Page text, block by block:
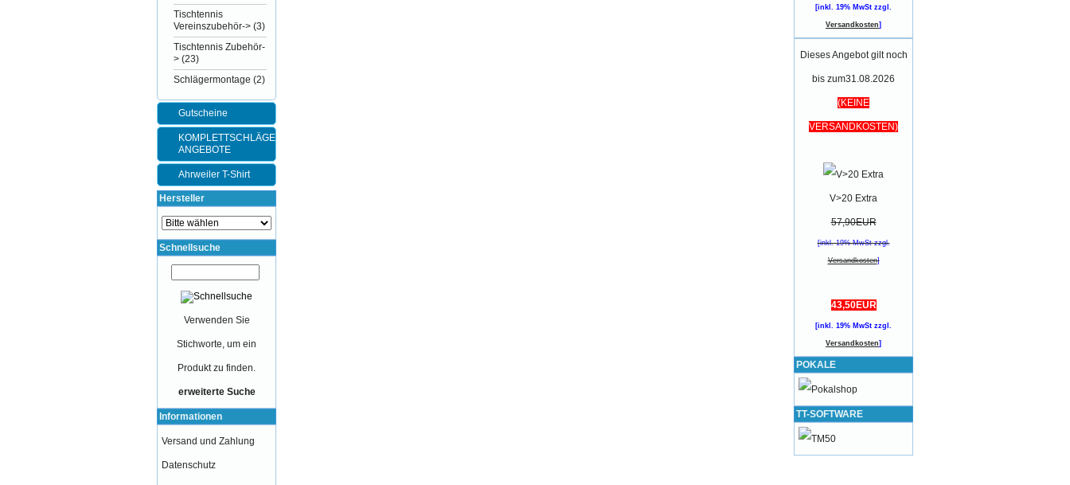
Tischtennis
Vereinszubehör-> (3)
Tischtennis Zubehör-
> (23)
Schlägermontage (2)
Gutscheine
KOMPLETTSCHLÄGER-
ANGEBOTE
Ahrweiler T-Shirt
Hersteller
Schnellsuche
Verwenden Sie
Stichworte, um ein
Produkt zu finden.
erweiterte Suche
Informationen
Versand und Zahlung
Datenschutz
[inkl. 19% MwSt zzgl.
Versandkosten]
Dieses Angebot gilt noch
bis zum31.08.2026
(KEINE
VERSANDKOSTEN)
V>20 Extra
57,90EUR
[inkl. 19% MwSt zzgl.
Versandkosten]
43,50EUR
[inkl. 19% MwSt zzgl.
Versandkosten]
POKALE
TT-SOFTWARE